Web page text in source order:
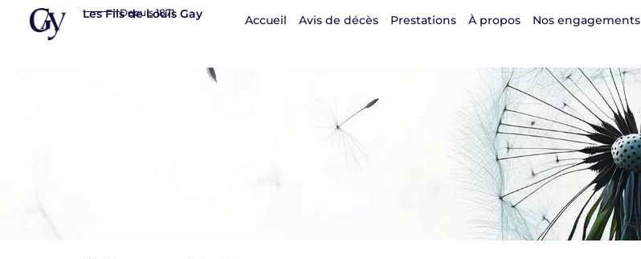
Panneau de gestion des cookies
Les Fils de Louis Gay
Depuis 1871
Accueil Avis de décès Prestations À propos Nos engagements